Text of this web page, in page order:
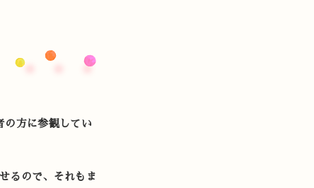
の方に参観してい
るので、それもま